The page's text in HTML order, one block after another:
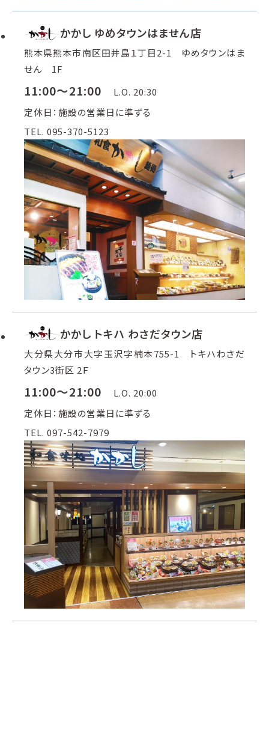
かかし ゆめタウンはません店
熊本県熊本市南区田井島１丁目2-1 ゆめタウンはま
せん 1F
11:00～21:00
L.O. 20:30
定休日：施設の営業日に準ずる
TEL. 095-370-5123
かかし トキハ わさだタウン店
大分県大分市大字玉沢字楠本755-1 トキハわさだ
タウン3街区 2Ｆ
11:00～21:00
L.O. 20:00
定休日：施設の営業日に準ずる
TEL. 097-542-7979